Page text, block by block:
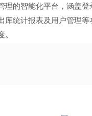
理的智能化平台，涵盖
库统计报表及用户管理
。